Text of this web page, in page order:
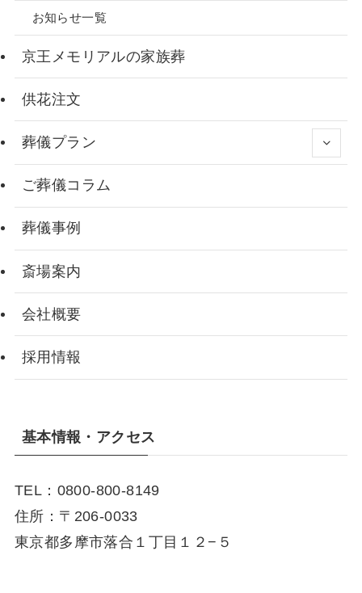
お知らせ一覧
京王メモリアルの家族葬
供花注文
葬儀プラン
ご葬儀コラム
葬儀事例
斎場案内
会社概要
採用情報
基本情報・アクセス
TEL：0800-800-8149
住所：〒206-0033
東京都多摩市落合１丁目１２−５